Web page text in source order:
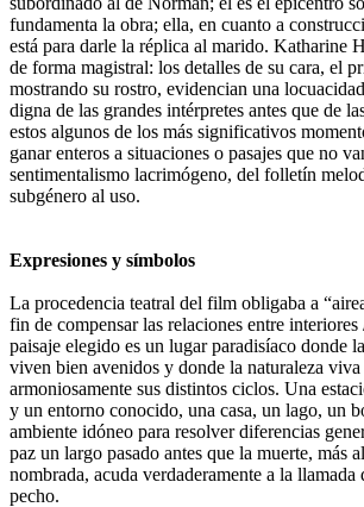
fundamenta la obra; ella, en cuanto a
está para darle la réplica al marido. Katharine
de forma magistral: los detalles de su cara, el
mostrando su rostro, evidencian una
digna de las grandes intérpretes antes que de
estos algunos de los más significativos
ganar enteros a situaciones o pasajes que no
sentimentalismo lacrimógeno, del folletín
subgénero al uso.
Expresiones y símbolos
La procedencia teatral del film obligaba a
fin de compensar las relaciones entre
paisaje elegido es un lugar paradisíaco donde
viven bien avenidos y donde la naturaleza
armoniosamente sus distintos ciclos. Una
y un entorno conocido, una casa, un lago, un
ambiente idóneo para resolver diferencias
paz un largo pasado antes que la muerte, más
nombrada, acuda verdaderamente a la llamada
pecho.